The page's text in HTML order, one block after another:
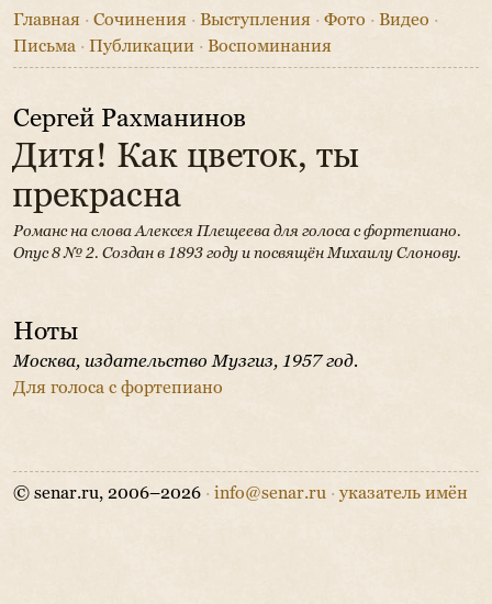
Главная · Сочинения · Выступления · Фото · Видео ·
Письма · Публикации · Воспоминания
Сергей Рахманинов
Дитя! Как цветок, ты
прекрасна
Романс на слова Алексея Плещеева для голоса с фортепиано.
Опус 8 № 2. Создан в 1893 году и посвящён Михаилу Слонову.
Ноты
Москва, издательство Музгиз, 1957 год.
Для голоса с фортепиано
© senar.ru, 2006–2026 · info@senar.ru · указатель имён